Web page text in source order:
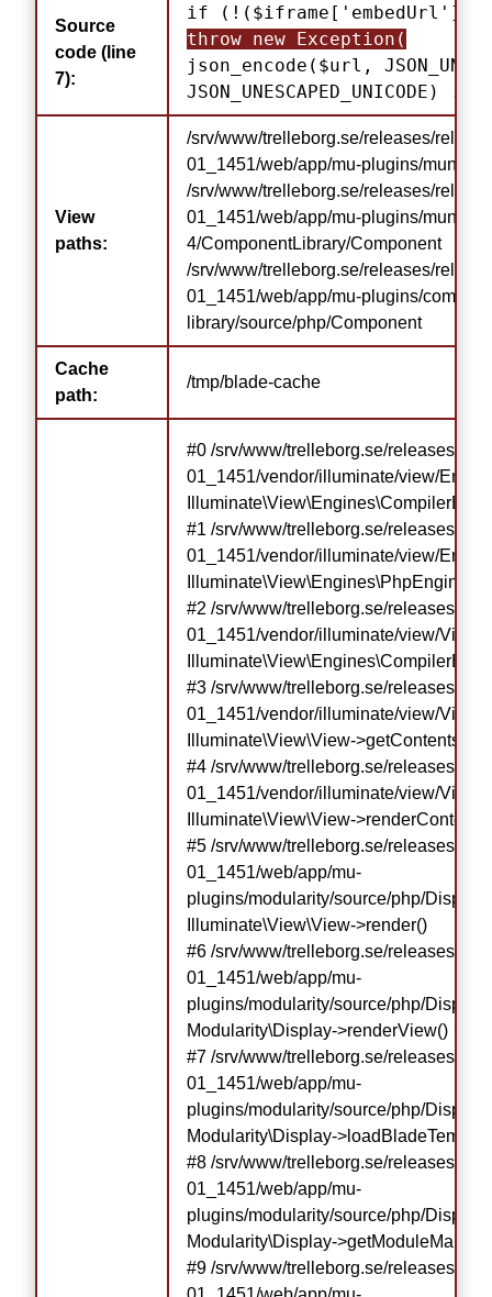
Source
code (line
7):
if (!($iframe['embedUrl']
throw new Exception(
json_encode($url,
JSON_UNESCAPED_UNICODE) .
View
paths:
/srv/www/trelleborg.se/releases/
01_1451/web/app/mu-plugins/
/srv/www/trelleborg.se/releases/
01_1451/web/app/mu-plugins/
4/ComponentLibrary/Component
/srv/www/trelleborg.se/releases/
01_1451/web/app/mu-plugins/
library/source/php/Component
Cache
path:
/tmp/blade-cache
#0 /srv/www/trelleborg.se/releases/
01_1451/vendor/illuminate/view/
#1 /srv/www/trelleborg.se/releases/
01_1451/vendor/illuminate/view/
Illuminate\View\Engines\PhpEngine-
#2 /srv/www/trelleborg.se/releases/
01_1451/vendor/illuminate/view/
#3 /srv/www/trelleborg.se/releases/
01_1451/vendor/illuminate/view/
Illuminate\View\View->getContents()
#4 /srv/www/trelleborg.se/releases/
01_1451/vendor/illuminate/view/
Illuminate\View\View-
#5 /srv/www/trelleborg.se/releases/
01_1451/web/app/mu-
plugins/modularity/source/php/
Illuminate\View\View->render()
#6 /srv/www/trelleborg.se/releases/
01_1451/web/app/mu-
plugins/modularity/source/php/
Modularity\Display->renderView()
#7 /srv/www/trelleborg.se/releases/
01_1451/web/app/mu-
plugins/modularity/source/php/
Modularity\Display-
#8 /srv/www/trelleborg.se/releases/
01_1451/web/app/mu-
plugins/modularity/source/php/
Modularity\Display-
#9 /srv/www/trelleborg.se/releases/